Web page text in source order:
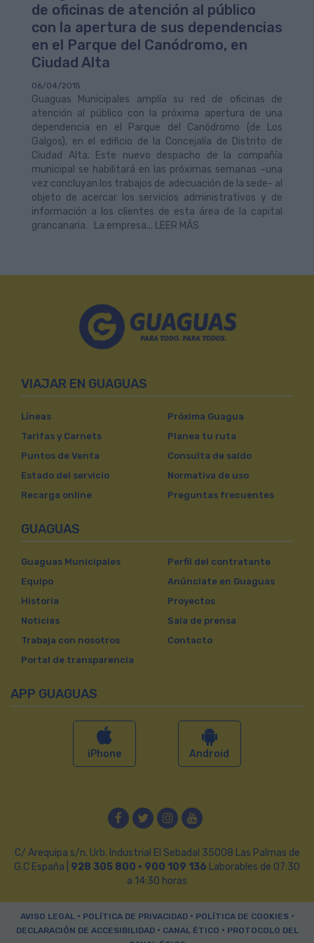
de oficinas de atención al público
con la apertura de sus dependencias
en el Parque del Canódromo, en
Ciudad Alta
06/04/2015
Guaguas Municipales amplía su red de oficinas de
atención al público con la próxima apertura de una
dependencia en el Parque del Canódromo (de Los
Galgos), en el edificio de la Concejalía de Distrito de
Ciudad Alta. Este nuevo despacho de la compañía
municipal se habilitará en las próximas semanas –una
vez concluyan los trabajos de adecuación de la sede- al
objeto de acercar los servicios administrativos y de
información a los clientes de esta área de la capital
grancanaria. La empresa... LEER MÁS
VIAJAR EN GUAGUAS
Líneas
Tarifas y Carnets
Puntos de Venta
Estado del servicio
Recarga online
Próxima Guagua
Planea tu ruta
Consulta de saldo
Normativa de uso
Preguntas frecuentes
GUAGUAS
Guaguas Municipales
Equipo
Historia
Noticias
Trabaja con nosotros
Portal de transparencia
Perfil del contratante
Anúnciate en Guaguas
Proyectos
Sala de prensa
Contacto
APP GUAGUAS
iPhone Android
FacebookTwitterInstagram
YouTube
C/ Arequipa s/n. Urb. Industrial El Sebadal 35008 Las Palmas de
G.C España | 928 305 800 · 900 109 136 Laborables de 07:30
a 14:30 horas
AVISO LEGAL• POLÍTICA DE PRIVACIDAD• POLÍTICA DE COOKIES•
DECLARACIÓN DE ACCESIBILIDAD• CANAL ÉTICO • PROTOCOLO DEL